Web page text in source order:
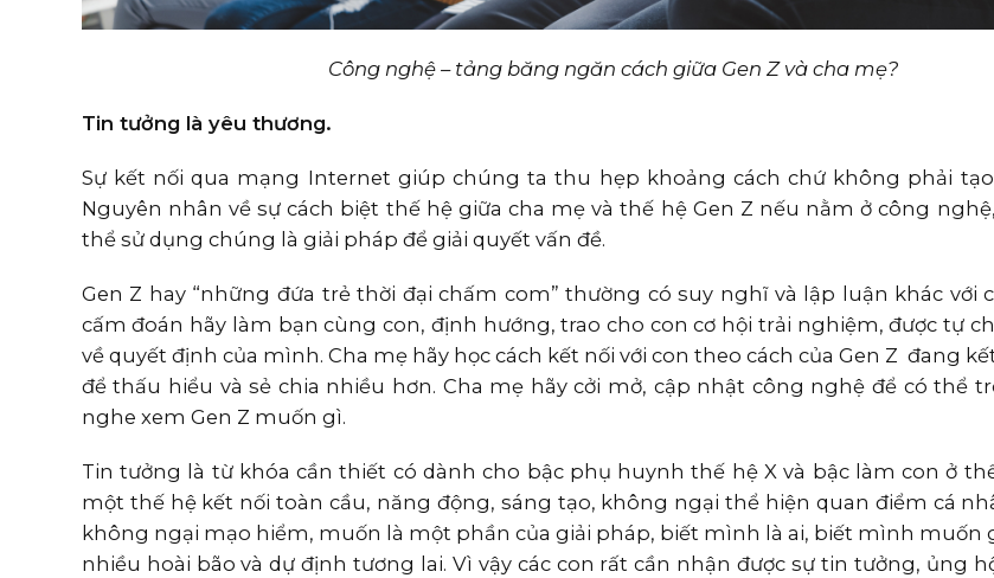
Công nghệ – tảng băng ngăn cách giữa Gen Z và cha mẹ?
Tin tưởng là yêu thương.
Sự kết nối qua mạng Internet giúp chúng ta thu hẹp khoảng cách chứ không phải
Nguyên nhân về sự cách biệt thế hệ giữa cha mẹ và thế hệ Gen Z nếu nằm ở công
thể sử dụng chúng là giải pháp để giải quyết vấn đề.
Gen Z hay “những đứa trẻ thời đại chấm com” thường có suy nghĩ và lập luận khác với
cấm đoán hãy làm bạn cùng con, định hướng, trao cho con cơ hội trải nghiệm, được tự
về quyết định của mình. Cha mẹ hãy học cách kết nối với con theo cách của Gen Z đang
để thấu hiểu và sẻ chia nhiều hơn. Cha mẹ hãy cởi mở, cập nhật công nghệ để có thể
nghe xem Gen Z muốn gì.
Tin tưởng là từ khóa cần thiết có dành cho bậc phụ huynh thế hệ X và bậc làm con ở
một thế hệ kết nối toàn cầu, năng động, sáng tạo, không ngại thể hiện quan điểm cá
không ngại mạo hiểm, muốn là một phần của giải pháp, biết mình là ai, biết mình muốn
nhiều hoài bão và dự định tương lai. Vì vậy các con rất cần nhận được sự tin tưởng, ủng